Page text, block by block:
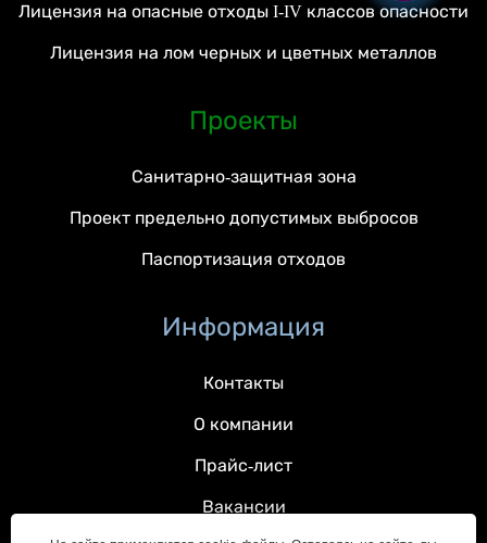
Лицензия на опасные отходы I-IV классов опасности
Лицензия на лом черных и цветных металлов
Проекты
Санитарно-защитная зона
Проект предельно допустимых выбросов
Паспортизация отходов
Информация
Контакты
О компании
Прайс-лист
Вакансии